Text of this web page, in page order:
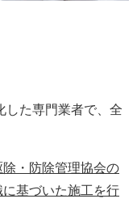
した専門業者で、全
・防除管理協会の
基づいた施工を行